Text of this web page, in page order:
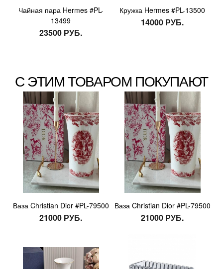
Чайная пара Hermes #PL-
13499
23500 РУБ.
Кружка Hermes #PL-13500
14000 РУБ.
С ЭТИМ ТОВАРОМ ПОКУПАЮТ
Ваза Christian Dior #PL-79500
21000 РУБ.
Ваза Christian Dior #PL-79500
21000 РУБ.